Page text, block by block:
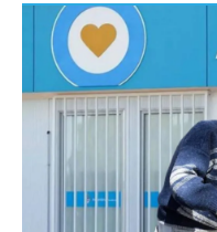
SERVICIOS
INFORMES
FUERA DE